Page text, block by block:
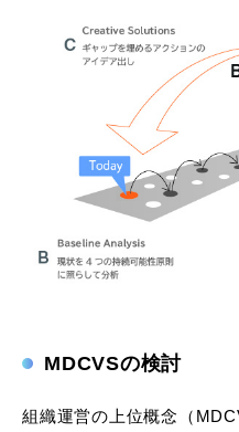
MDCVSの検討
組織運営の上位概念（